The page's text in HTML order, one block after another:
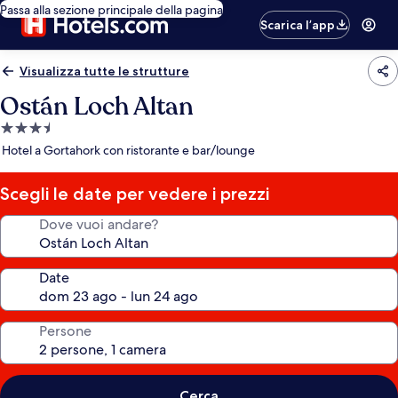
Passa alla sezione principale della pagina
Scarica l’app
Visualizza tutte le strutture
Ostán Loch Altan
Struttura
a
stelle
Hotel a Gortahork con ristorante e bar/lounge
Scegli le date per vedere i prezzi
Dove vuoi andare?
Date
Persone